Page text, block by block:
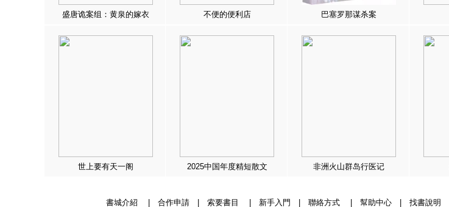
盛唐诡案组：黄泉的嫁衣 不便的便利店 巴塞罗那谋杀案
世上要有天一阁 2025中国年度精短散文 非洲火山群岛行医记
書城介紹 合作申請| 索要書目 新手入門 聯絡方式| 幫助中心| 找書說明